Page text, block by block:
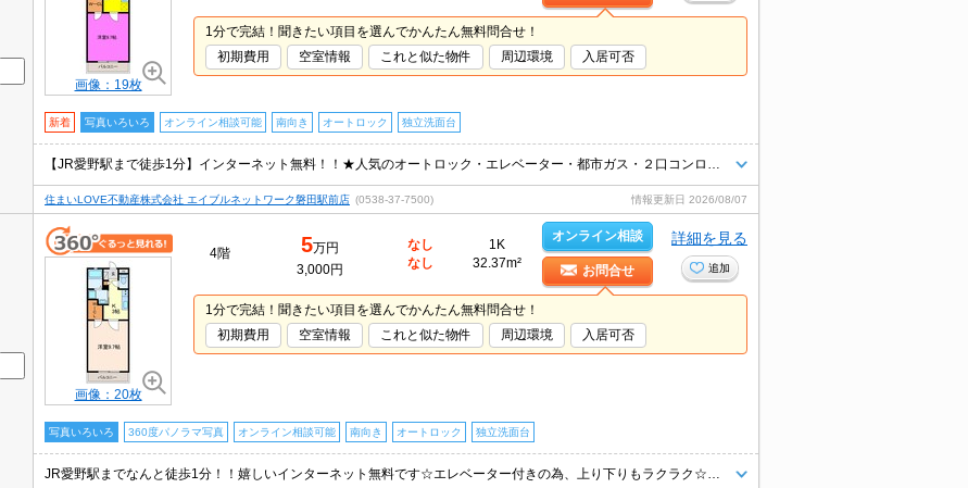
画像：19枚
1分で完結！聞きたい項目を選んでかんたん無料問合せ！
初期費用
空室情報 これと似た物件 周辺環境 入居可否
新着 写真いろいろ オンライン相談可能 南向き オートロック 独立洗面台
住まいLOVE不動産株式会社 エイブルネットワーク磐田駅前店 (0538-37-7500) 情報更新日 2026/08/07
画像：20枚
4階 5万円
3,000円
なし
なし
1K
32.37m²
オンライン相談
お問合せ
詳細を見る
追加
1分で完結！聞きたい項目を選んでかんたん無料問合せ！
初期費用
空室情報 これと似た物件 周辺環境 入居可否
写真いろいろ 360度パノラマ写真 オンライン相談可能 南向き オートロック 独立洗面台